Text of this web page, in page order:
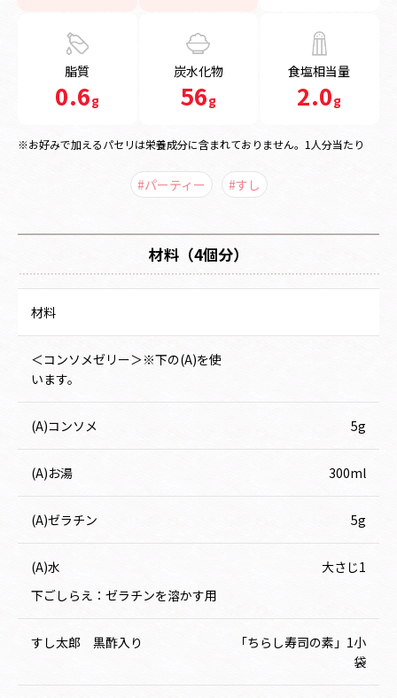
脂質
0.6g
炭水化物
56g
食塩相当量
2.0g
※お好みで加えるパセリは栄養成分に含まれておりません。1人分当たり
#パーティー #すし
材料（4個分）
材料
＜コンソメゼリー＞※下の(A)を使
います。
(A)コンソメ 5g
(A)お湯 300ml
(A)ゼラチン 5g
(A)水
大さじ1
下ごしらえ：ゼラチンを溶かす用
すし太郎 黒酢入り
「ちらし寿司の素」1小
袋